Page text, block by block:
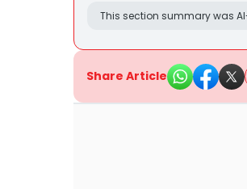
This section summary was
Share Article